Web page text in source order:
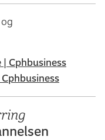
Cphbusiness